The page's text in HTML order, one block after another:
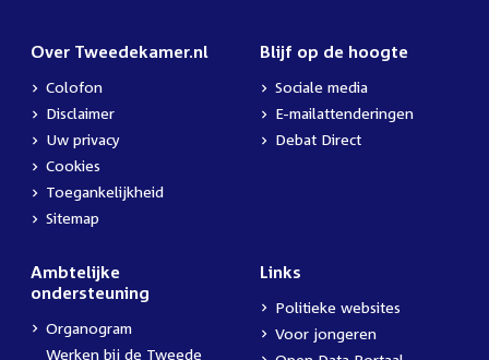
Over Tweedekamer.nl
Colofon
Disclaimer
Uw privacy
Cookies
Toegankelijkheid
Sitemap
Blijf op de hoogte
Sociale media
E-mailattenderingen
Debat Direct
Ambtelijke
ondersteuning
Organogram
Werken bij de Tweede
Links
Politieke websites
Voor jongeren